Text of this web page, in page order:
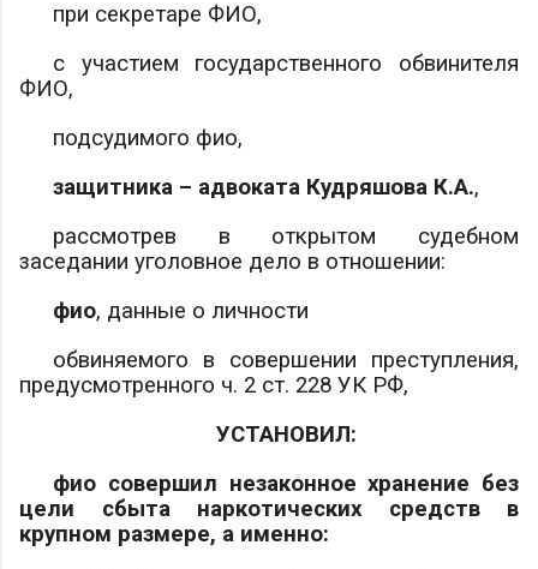
при секретаре ФИО,
с участием государственного обвинителя
ФИО,
подсудимого фио,
защитника – адвоката Кудряшова К.А.,
рассмотрев в открытом судебном
заседании уголовное дело в отношении:
фио, данные о личности
обвиняемого в совершении преступления,
предусмотренного ч. 2 ст. 228 УК РФ,
УСТАНОВИЛ:
фио совершил незаконное хранение без
цели сбыта наркотических средств в
крупном размере, а именно: